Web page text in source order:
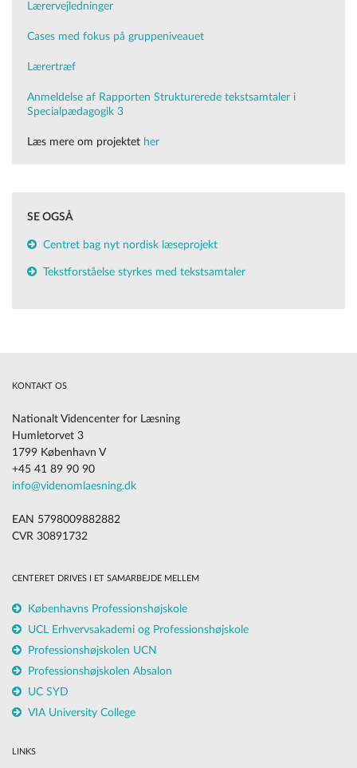
Lærervejledninger
Cases med fokus på gruppeniveauet
Lærertræf
Anmeldelse af Rapporten Strukturerede tekstsamtaler i
Specialpædagogik 3
Læs mere om projektet her
SE OGSÅ
Centret bag nyt nordisk læseprojekt
Tekstforståelse styrkes med tekstsamtaler
KONTAKT OS
Nationalt Videncenter for Læsning
Humletorvet 3
1799 København V
+45 41 89 90 90
info@videnomlaesning.dk
EAN 5798009882882
CVR 30891732
CENTERET DRIVES I ET SAMARBEJDE MELLEM
Københavns Professionshøjskole
UCL Erhvervsakademi og Professionshøjskole
Professionshøjskolen UCN
Professionshøjskolen Absalon
UC SYD
VIA University College
LINKS